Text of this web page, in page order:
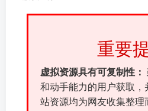
重要
虚拟资源具有可复制性：
和动手能力的用户获取，
站资源均为网友收集整理